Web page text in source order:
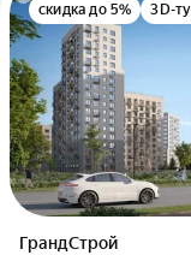
скидка до 5% 3D-
ГрандСтрой